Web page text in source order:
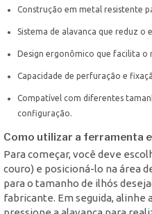
Construção em metal resistente
Sistema de alavanca que reduz o
Design ergonômico que facilita o
Capacidade de perfuração e
Compatível com diferentes
configuração.
Como utilizar a ferramenta
Para começar, você deve
couro) e posicioná-lo na área
para o tamanho de ilhós
fabricante. Em seguida,